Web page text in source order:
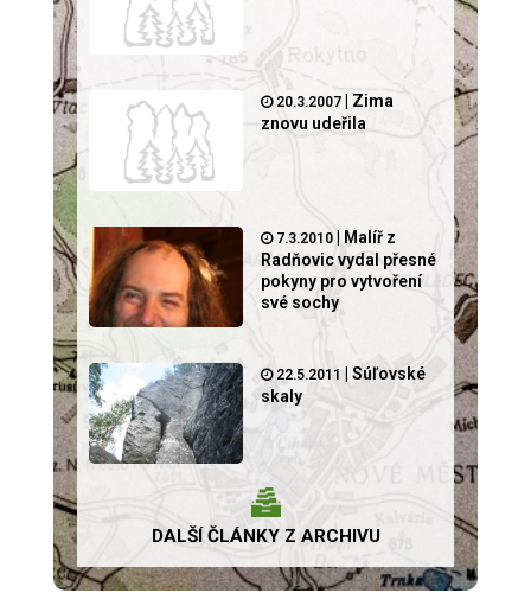
20.3.2007| Zima
znovu udeřila
7.3.2010|
Malíř z
Radňovic vydal přesné
pokyny pro vytvoření
své sochy
22.5.2011
Súľovské
skaly
DALŠÍ ČLÁNKY Z ARCHIVU